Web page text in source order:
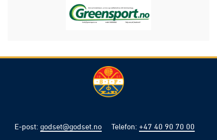
E-post: godset@godset.no Telefon: +47 40 90 70 00